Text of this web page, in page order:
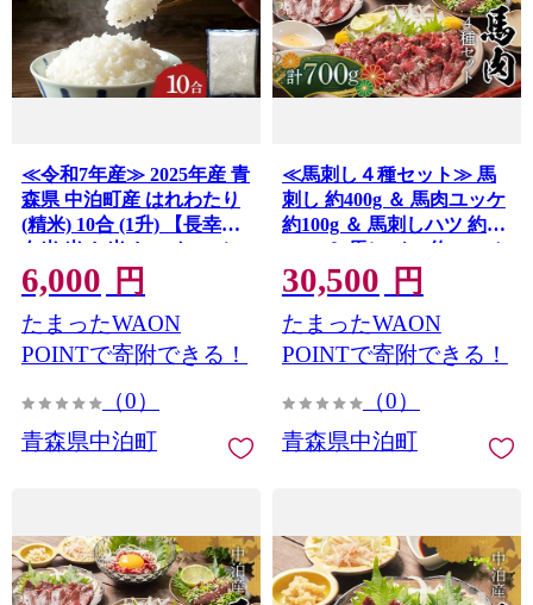
≪令和7年産≫ 2025年産 青
森県 中泊町産 はれわたり
(精米) 10合 (1升) 【長幸】
白米 米 お米 おこめ コメ
精米 一升 ご飯 ごはん 特A
小分け 青森県 中泊町 おす
すめ F6N-349
6,000 円
たまったWAON
POINTで寄附できる！
（0）
青森県中泊町
≪馬刺し４種セット≫ 馬
刺し 約400g ＆ 馬肉ユッケ
約100g ＆ 馬刺しハツ 約
100g ＆ 馬レバー 約100g セ
ットB 【肉や】 希少 国産
馬 新鮮 馬刺し 刺し身 刺身
ユッケ 桜ユッケ 馬ハツ刺
し ハツ 心臓 レバー 生レバ
青森県 中泊町 F6N-348
30,500 円
たまったWAON
POINTで寄附できる！
（0）
青森県中泊町